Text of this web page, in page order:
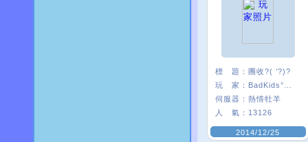
標 題： 團收?( ’?)?
玩 家：
伺服器： 熱情牡羊
人 氣： 13126
2014/12/25